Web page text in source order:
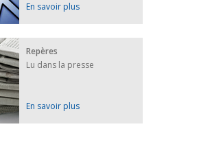
En savoir plus
Repères
Lu dans la presse
En savoir plus